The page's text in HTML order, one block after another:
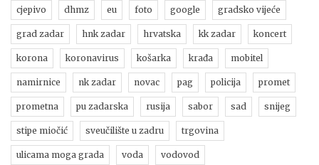
cjepivo dhmz eu foto google gradsko vijeće
grad zadar hnk zadar hrvatska kk zadar koncert
korona koronavirus košarka krađa mobitel
namirnice nk zadar novac pag policija promet
prometna pu zadarska rusija sabor sad snijeg
stipe miočić sveučilište u zadru trgovina
ulicama moga grada voda vodovod